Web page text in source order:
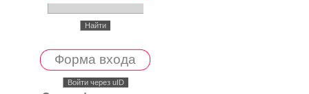
Форма входа
Войти через uID